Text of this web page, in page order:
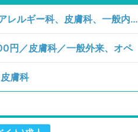
【神奈川県／川崎市高津区】日曜日／時給11,500円 ～ 15,000円／アレルギー科、皮膚科、一般内科／一般外来、一般外来、その他
円／皮膚科／一般外来、オペ
膚科